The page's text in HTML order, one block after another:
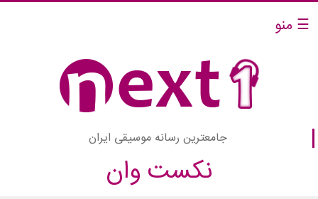
☰ منو
جامعترین رسانه موسیقی ایران
نکست وان